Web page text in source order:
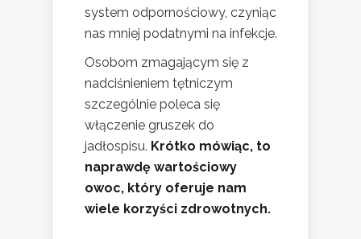
system odpornościowy, czyniąc
nas mniej podatnymi na infekcje.
Osobom zmagającym się z
nadciśnieniem tętniczym
szczególnie poleca się
włączenie gruszek do
jadłospisu. Krótko mówiąc, to
naprawdę wartościowy
owoc, który oferuje nam
wiele korzyści zdrowotnych.